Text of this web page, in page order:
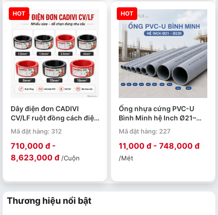
HOT
Dây điện đơn CADIVI
CV/LF ruột đồng cách điện
PVC 0.6/1kV cuộn 100m
Mã đặt hàng: 312
710,000 đ -
8,623,000 đ /Cuộn
HOT
Ống nhựa cứng PVC-U
Bình Minh hệ Inch Ø21–
Ø220 PN4–PN15. Quy cách
4m/ 1 ống.
Mã đặt hàng: 227
11,000 đ - 748,000 đ
/Mét
Thương hiệu nổi bật